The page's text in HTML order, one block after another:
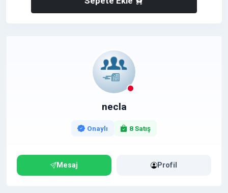
necla
Onaylı 8 Satış
Mesaj Profil